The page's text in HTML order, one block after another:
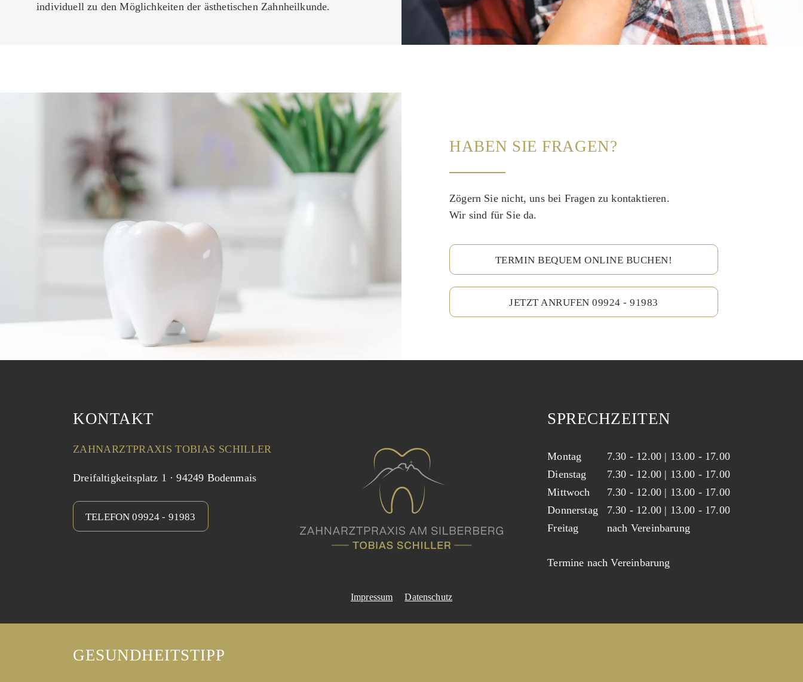
individuell zu den Möglichkeiten der ästhetischen Zahnheilkunde.
HABEN SIE FRAGEN?
Zögern Sie nicht, uns bei Fragen zu kontaktieren.
Wir sind für Sie da.
TERMIN BEQUEM ONLINE BUCHEN!
JETZT ANRUFEN 09924 - 91983
KONTAKT
ZAHNARZTPRAXIS TOBIAS SCHILLER
Dreifaltigkeitsplatz 1 · 94249 Bodenmais
TELEFON 09924 - 91983
SPRECHZEITEN
Montag
7.30 - 12.00 | 13.00 - 17.00
Dienstag
7.30 - 12.00 | 13.00 - 17.00
Mittwoch
7.30 - 12.00 | 13.00 - 17.00
Donnerstag
7.30 - 12.00 | 13.00 - 17.00
Freitag
nach Vereinbarung
Termine nach Vereinbarung
Impressum Datenschutz
GESUNDHEITSTIPP